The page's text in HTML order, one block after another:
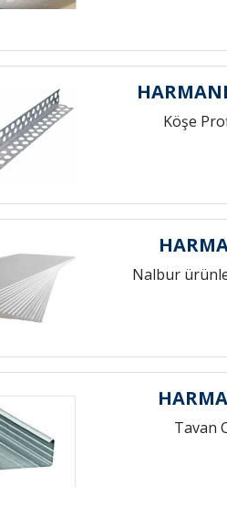
Köşe
Nalbur
Tavan